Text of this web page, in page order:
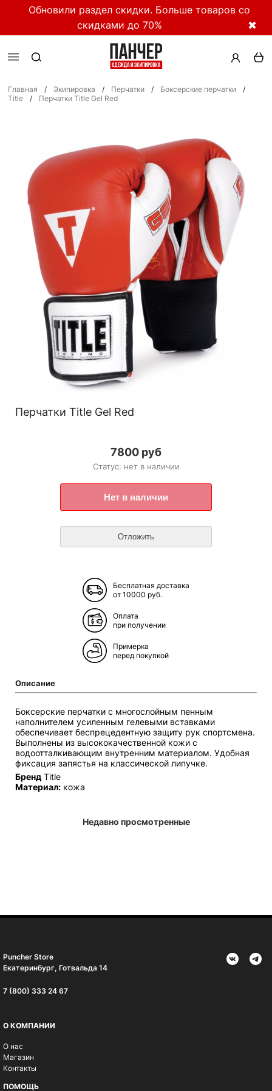
Обновили раздел скидки. Больше товаров со
скидками до 70%
✖
Главная / Экипировка / Перчатки / Боксерские перчатки
/
Title
/ Перчатки Title Gel Red
Перчатки Title Gel Red
7800 руб
Статус: нет в наличии
Бесплатная доставка
от 10000 руб.
Оплата
при получении
Примерка
перед покупкой
Описание
Боксерские перчатки с многослойным пенным
наполнителем усиленным гелевыми вставками
обеспечивает беспрецедентную защиту рук спортсмена.
Выполнены из высококачественной кожи с
водоотталкивающим внутренним материалом. Удобная
фиксация запястья на классической липучке.
Бренд Title
Материал: кожа
Недавно просмотренные
Puncher Store
Екатеринбург, Готвальда 14
7 (800) 333 24 67
О КОМПАНИИ
О нас
Магазин
Контакты
ПОМОЩЬ